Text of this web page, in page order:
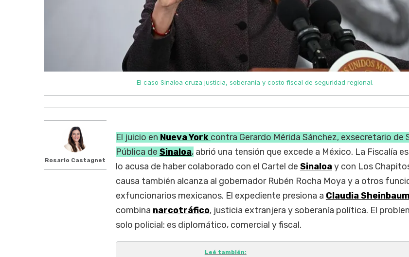
El caso Sinaloa cruza justicia, soberanía y costo fiscal de seguridad regional.
Rosario Castagnet
El juicio en Nueva York contra Gerardo Mérida Sánchez, exsecretario de
Pública de Sinaloa,abrió una tensión que excede a México. La Fiscalía
lo acusa de haber colaborado con el Cartel de Sinaloay con Los
causa también alcanza al gobernador Rubén Rocha Moya y a otros
exfuncionarios mexicanos. El expediente presiona a Claudia Sheinbaum
combina narcotráfico, justicia extranjera y soberanía política. El
solo policial: es diplomático, comercial y fiscal.
Leé también: